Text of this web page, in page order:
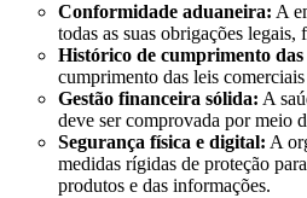
Conformidade aduaneira: A
todas as suas obrigações legais,
Histórico de cumprimento das
cumprimento das leis
Gestão financeira sólida: A
deve ser comprovada por meio
Segurança física e digital: A
medidas rígidas de proteção
produtos e das informações.